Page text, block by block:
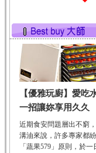
有蛋白質
鮪魚
鮪魚肚肉
肪酸內富
韭菜
韭菜所含
幫助消化
冬瓜
冬瓜營養
量極低是
【優雅玩廚】愛吃
一招讓妳享用久久
近期食安問題層出不窮
溝油來說，許多專家都
「蔬果579」原則，於